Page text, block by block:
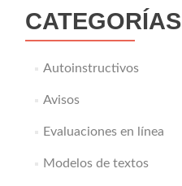
CATEGORÍAS
Autoinstructivos
Avisos
Evaluaciones en línea
Modelos de textos